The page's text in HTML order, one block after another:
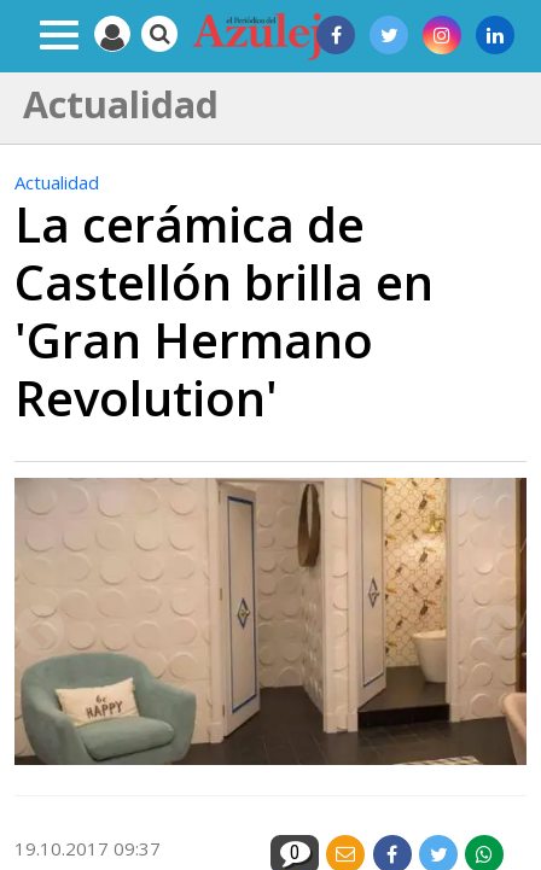
Actualidad
Actualidad
La cerámica de
Castellón brilla en
'Gran Hermano
Revolution'
19.10.2017 09:37 0